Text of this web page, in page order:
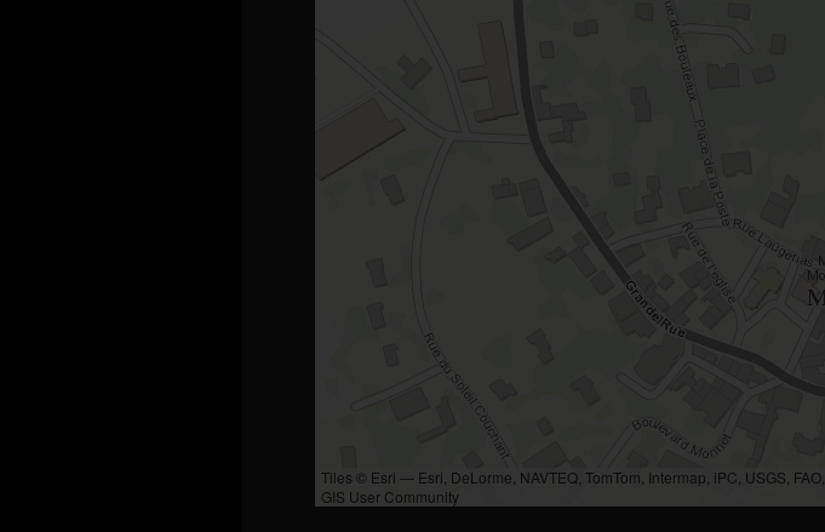
Tiles © Esri — Esri, DeLorme, NAVTEQ, TomTom, Intermap, iPC, USGS,
GIS User Community